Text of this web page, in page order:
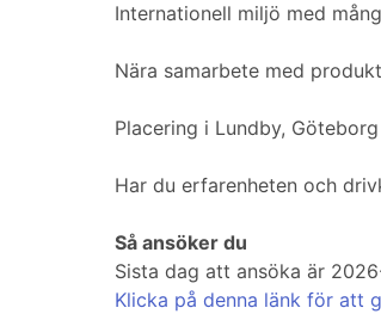
Internationell miljö med
Nära samarbete med
Placering i Lundby, Göteborg
Har du erfarenheten och
Så ansöker du
Sista dag att ansöka är
Klicka på denna länk för att